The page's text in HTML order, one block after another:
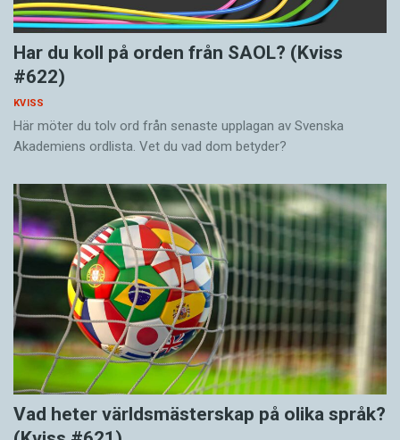
Har du koll på orden från SAOL? (Kviss
#622)
KVISS
Här möter du tolv ord från senaste upplagan av Svenska
Akademiens ordlista. Vet du vad dom betyder?
Vad heter världsmästerskap på olika språk?